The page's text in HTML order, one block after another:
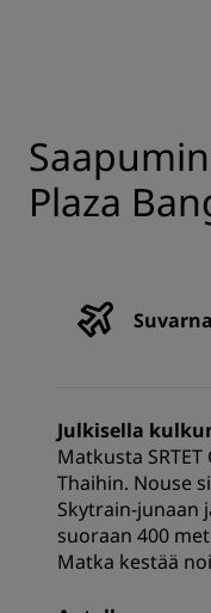
Plaza
Julkisella
Matkusta
Thaihin. Nouse
Skytrain-junaan
suoraan 400
Matka kestää